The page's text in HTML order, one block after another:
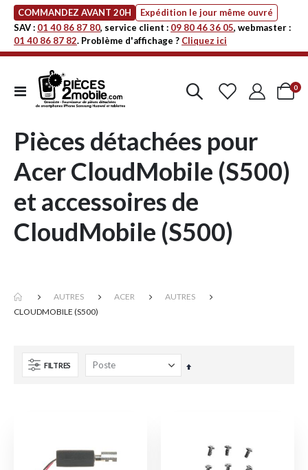
COMMANDEZ AVANT 20H
Expédition le jour même ouvré
SAV : 01 40 86 87 80, service client : 09 80 46 36 05, webmaster :
01 40 86 87 82. Problème d'affichage ? Cliquez ici
Affichage
navigation
Cart
0
Pièces détachées pour
Acer CloudMobile (S500)
et accessoires de
CloudMobile (S500)
AUTRES ACER
AUTRES
CLOUDMOBILE (S500)
FILTRES
Par